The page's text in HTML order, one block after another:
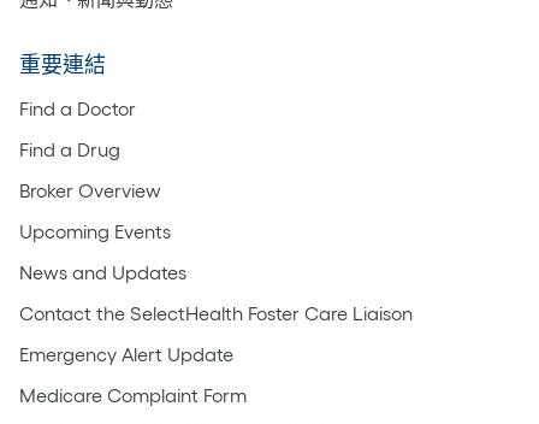
重要連結
Find a Doctor
Find a Drug
Broker Overview
Upcoming Events
News and Updates
Contact the SelectHealth Foster Care Liaison
Emergency Alert Update
Medicare Complaint Form